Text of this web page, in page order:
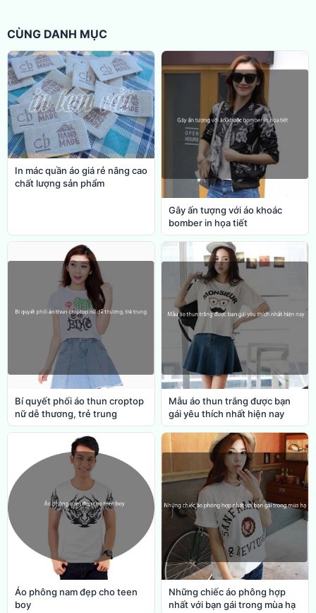
CÙNG DANH MỤC
In mác quần áo giá rẻ nâng cao
chất lượng sản phẩm
Gây ấn tượng với áo khoác
bomber in họa tiết
Bí quyết phối áo thun croptop
nữ dễ thương, trẻ trung
Mẫu áo thun trắng được bạn
gái yêu thích nhất hiện nay
Áo phông nam đẹp cho teen
boy
Những chiếc áo phông hợp
nhất với bạn gái trong mùa hạ